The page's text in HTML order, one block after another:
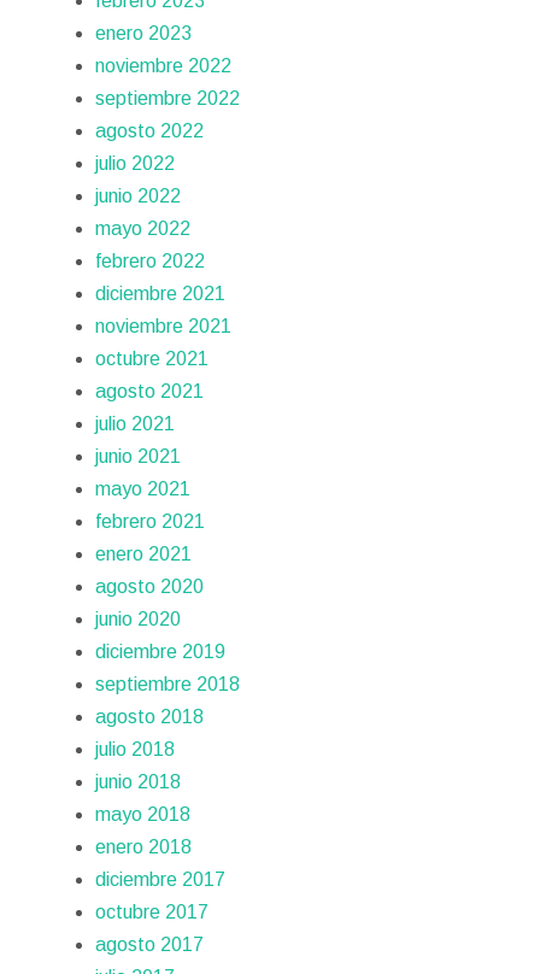
enero 2023
noviembre 2022
septiembre 2022
agosto 2022
julio 2022
junio 2022
mayo 2022
febrero 2022
diciembre 2021
noviembre 2021
octubre 2021
agosto 2021
julio 2021
junio 2021
mayo 2021
febrero 2021
enero 2021
agosto 2020
junio 2020
diciembre 2019
septiembre 2018
agosto 2018
julio 2018
junio 2018
mayo 2018
enero 2018
diciembre 2017
octubre 2017
agosto 2017